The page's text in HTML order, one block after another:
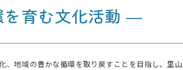
を育む文化活動 ―
地域の豊かな循環を取り戻すことを目指し、里山